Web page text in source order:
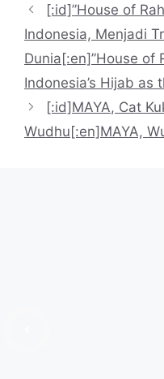
[:id]”House of
Indonesia, Menjadi
Dunia[:en]”House of
Indonesia’s Hijab
[:id]MAYA, Cat
Wudhu[:en]MAYA,